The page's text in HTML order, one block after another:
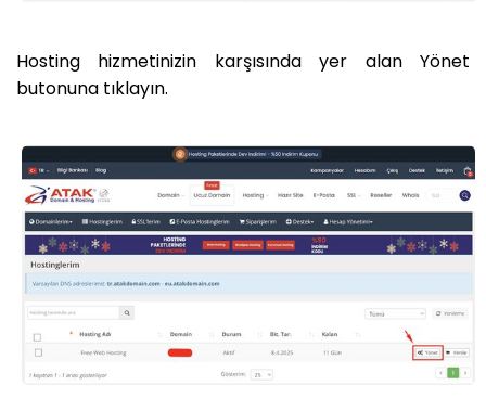
Hosting hizmetinizin karşısında yer alan Yönet
butonuna tıklayın.